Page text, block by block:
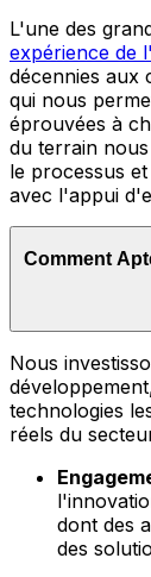
L'une des
expérience de
décennies aux
qui nous
éprouvées à
du terrain
le processus
avec l'appui
Comment
Nous
technologies
réels du
dont des
des